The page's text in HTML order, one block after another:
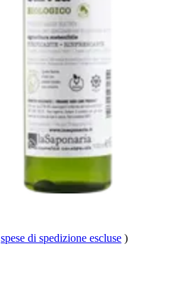
spese di spedizione escluse )